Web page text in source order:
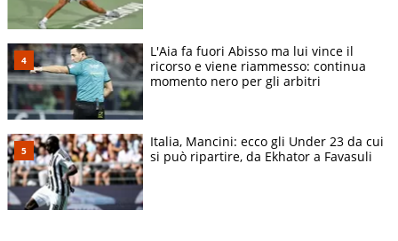
L'Aia fa fuori Abisso ma lui vince il
ricorso e viene riammesso: continua
momento nero per gli arbitri
Italia, Mancini: ecco gli Under 23 da cui
si può ripartire, da Ekhator a Favasuli